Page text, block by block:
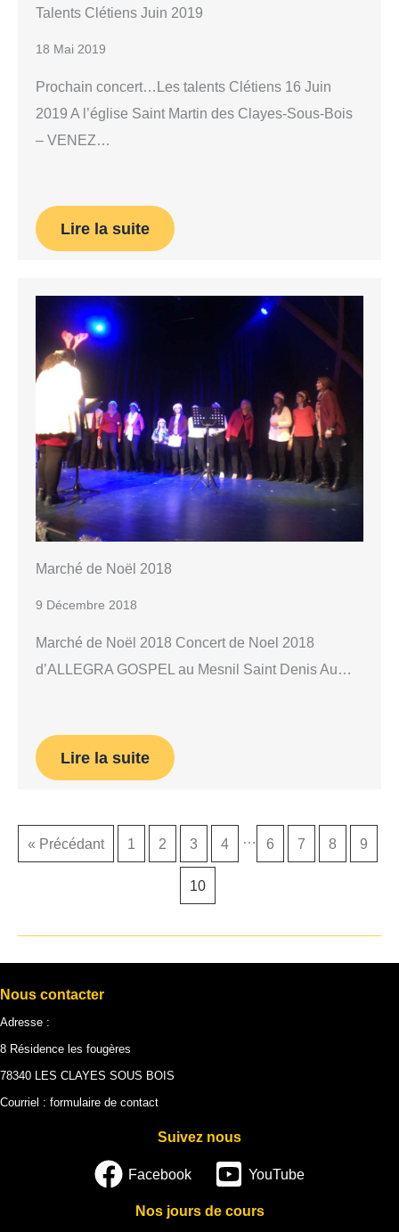
Talents Clétiens Juin 2019
18 Mai 2019
Prochain concert…Les talents Clétiens 16 Juin
2019 A l’église Saint Martin des Clayes-Sous-Bois
– VENEZ…
Lire la suite
Marché de Noël 2018
9 Décembre 2018
Marché de Noël 2018 Concert de Noel 2018
d’ALLEGRA GOSPEL au Mesnil Saint Denis Au…
Lire la suite
« Précédant 1 2 3 4 … 6 7 8 9
10
Nous contacter
Adresse :
8 Résidence les fougères
78340 LES CLAYES SOUS BOIS
Courriel : formulaire de contact
Suivez nous
Facebook YouTube
Nos jours de cours